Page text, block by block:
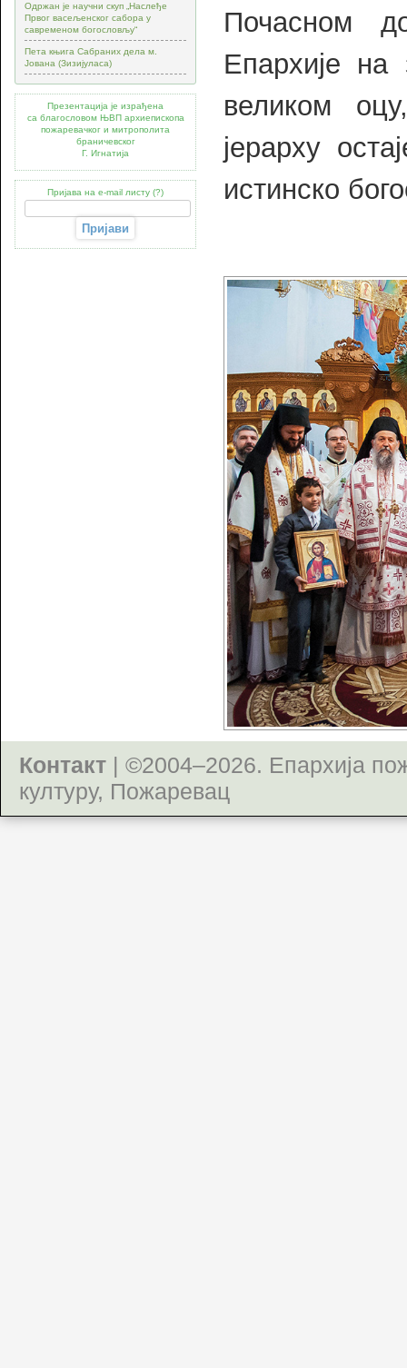
Одржан је научни скуп „Наслеђе
Првог васељенског сабора у
савременом богословљу“
Пета књига Сабраних дела м.
Јована (Зизијуласа)
Презентација је израђена
са благословом ЊВП архиепископа
пожаревачког и митрополита
браничевског
Г. Игнатија
Пријава на e-mail листу (?)
Почасном
Епархије на
великом
јерарху
истинско
Контакт | ©2004–2026. Епархија
културу, Пожаревац